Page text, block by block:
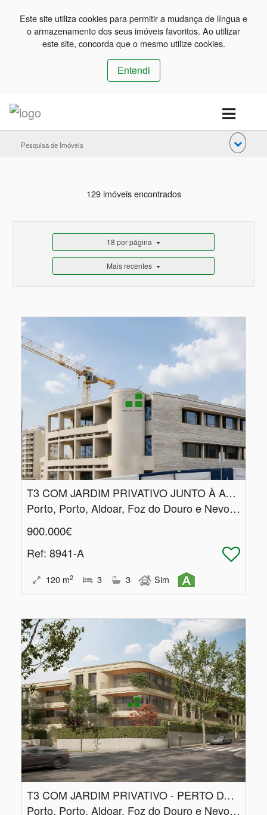
Este site utiliza cookies para permitir a mudança de língua e
o armazenamento dos seus imóveis favoritos. Ao utilizar
este site, concorda que o mesmo utilize cookies.
Entendi
Pesquisa de Imóveis
129 imóveis encontrados
18 por página
Mais recentes
T3 COM JARDIM PRIVATIVO JUNTO À AVENIDA DA BOAVISTA
Porto, Porto, Aldoar, Foz do Douro e Nevogilde
900.000€
Ref: 8941-A
120 m2 3 3 Sim
T3 COM JARDIM PRIVATIVO - PERTO DA FOZ
Porto, Porto, Aldoar, Foz do Douro e Nevogilde